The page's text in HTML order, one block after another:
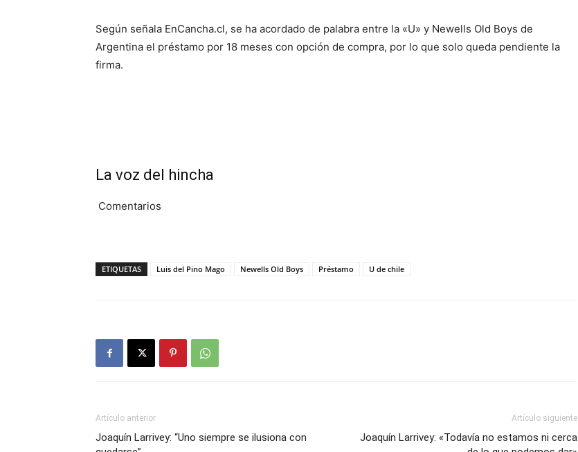
Según señala EnCancha.cl, se ha acordado de palabra entre la «U» y Newells Old Boys de
Argentina el préstamo por 18 meses con opción de compra, por lo que solo queda pendiente la
firma.
La voz del hincha
Comentarios
ETIQUETAS Luis del Pino Mago Newells Old Boys Préstamo U de chile
Artículo anterior
Joaquín Larrivey: “Uno siempre se ilusiona con
Artículo siguiente
Joaquín Larrivey: «Todavía no estamos ni cerca